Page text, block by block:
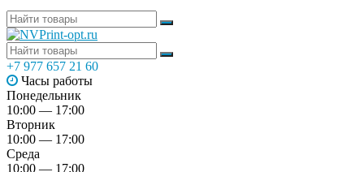
+7 977 657 21 60
Часы работы
Понедельник
10:00 — 17:00
Вторник
10:00 — 17:00
Среда
10:00 — 17:00